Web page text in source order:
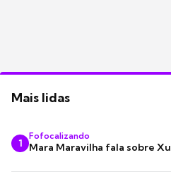
Mais lidas
1
Fofocalizando
Mara Maravilha fala sobre